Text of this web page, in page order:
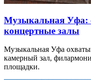
Музыкальная Уфа:
концертные залы
Музыкальная Уфа
камерный зал,
площадки.